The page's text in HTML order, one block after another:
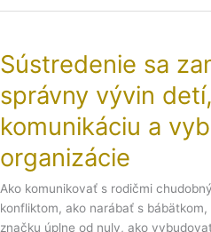
Sústredenie sa
správny vývin
komunikáciu a
organizácie
Ako komunikovať s rodičmi
konfliktom, ako narábať s
značku úplne od nuly, ako
zameralo
na
správny
vývin
detí,
nenásilnú
komunikáciu
a
vybudovanie